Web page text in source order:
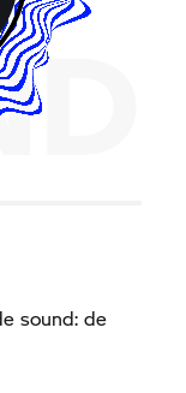
sound: de